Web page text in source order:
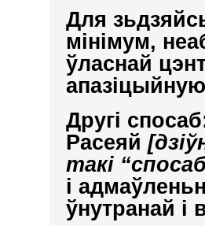
Для
мінімум,
ўласнай
Другі
Расеяй
такі
і
ўнутранай і